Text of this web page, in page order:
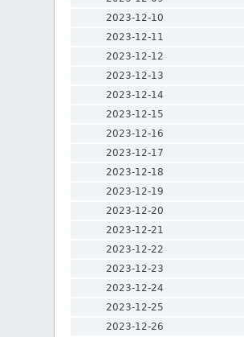
2023-12-10
2023-12-11
2023-12-12
2023-12-13
2023-12-14
2023-12-15
2023-12-16
2023-12-17
2023-12-18
2023-12-19
2023-12-20
2023-12-21
2023-12-22
2023-12-23
2023-12-24
2023-12-25
2023-12-26